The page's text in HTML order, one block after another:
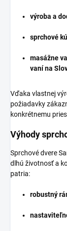
výroba a
sprchové
masážne
vaní na
Vďaka vlastnej
požiadavky
konkrétnemu
Výhody
Sprchové dvere
dlhú životnosť a
patria:
robustný